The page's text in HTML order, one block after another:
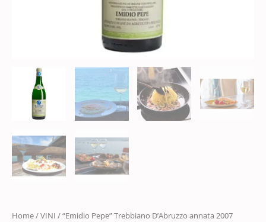
Home/VINI / “Emidio Pepe” Trebbiano D’Abruzzo annata 2007